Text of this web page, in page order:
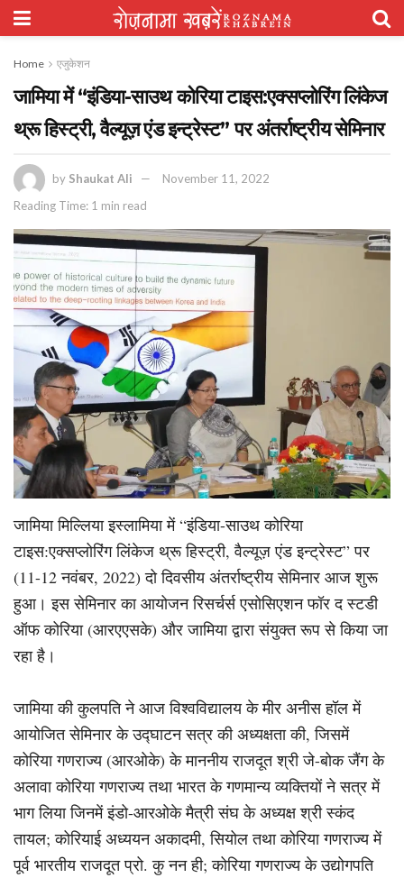
Home एजुकेशन
जामिया में “इंडिया-साउथ कोरिया टाइस:एक्सप्लोरिंग लिंकेज
थ्रू हिस्ट्री, वैल्यूज़ एंड इन्ट्रेस्ट” पर अंतर्राष्ट्रीय सेमिनार
by Shaukat Ali
November 11, 2022
Reading Time: 1 min read
जामिया मिल्लिया इस्लामिया में “इंडिया-साउथ कोरिया
टाइस:एक्सप्लोरिंग लिंकेज थ्रू हिस्ट्री, वैल्यूज़ एंड इन्ट्रेस्ट” पर
(11-12 नवंबर, 2022) दो दिवसीय अंतर्राष्ट्रीय सेमिनार आज शुरू
हुआ। इस सेमिनार का आयोजन रिसर्चर्स एसोसिएशन फॉर द स्टडी
ऑफ कोरिया (आरएएसके) और जामिया द्वारा संयुक्त रूप से किया जा
रहा है।
जामिया की कुलपति ने आज विश्वविद्यालय के मीर अनीस हॉल में
आयोजित सेमिनार के उद्घाटन सत्र की अध्यक्षता की, जिसमें
कोरिया गणराज्य (आरओके) के माननीय राजदूत श्री जे-बोक जैंग के
अलावा कोरिया गणराज्य तथा भारत के गणमान्य व्यक्तियों ने सत्र में
भाग लिया जिनमें इंडो-आरओके मैत्री संघ के अध्यक्ष श्री स्कंद
तायल; कोरियाई अध्ययन अकादमी, सियोल तथा कोरिया गणराज्य में
पूर्व भारतीय राजदूत प्रो. कु नन ही; कोरिया गणराज्य के उद्योगपति